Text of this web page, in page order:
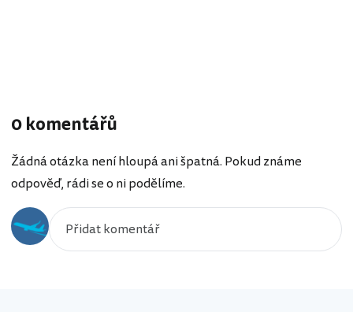
0 komentářů
Žádná otázka není hloupá ani špatná. Pokud známe
odpověď, rádi se o ni podělíme.